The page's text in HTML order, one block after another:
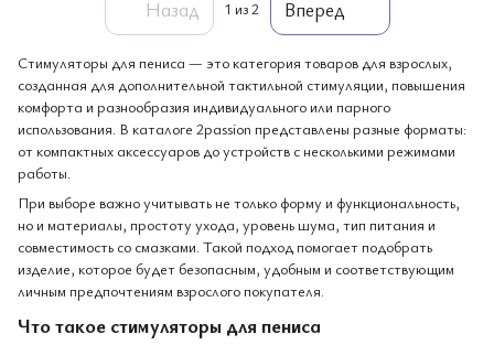
Назад 1 из 2 Вперед
Стимуляторы для пениса — это категория товаров для взрослых,
созданная для дополнительной тактильной стимуляции, повышения
комфорта и разнообразия индивидуального или парного
использования. В каталоге 2passion представлены разные форматы:
от компактных аксессуаров до устройств с несколькими режимами
работы.
При выборе важно учитывать не только форму и функциональность,
но и материалы, простоту ухода, уровень шума, тип питания и
совместимость со смазками. Такой подход помогает подобрать
изделие, которое будет безопасным, удобным и соответствующим
личным предпочтениям взрослого покупателя.
Что такое стимуляторы для пениса